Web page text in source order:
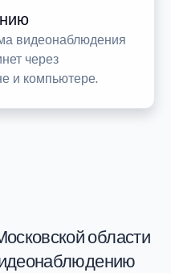
видеонаблюдения
через
и компьютере.
области